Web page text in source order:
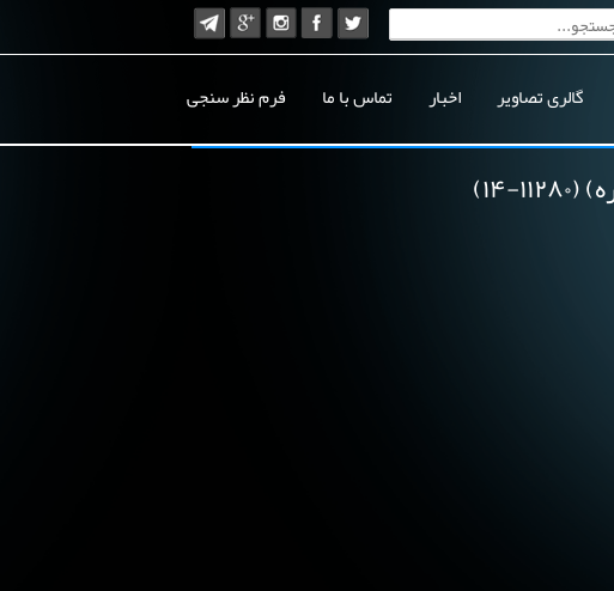
گالری تصاویر اخبار تماس با ما فرم نظر سنجی